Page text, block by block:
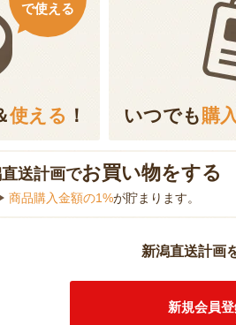
使える ！
で使える
いつでも購
送計画でお買い物をする
商品購入金額の1%が貯まります。
新潟直送計画
新規会員